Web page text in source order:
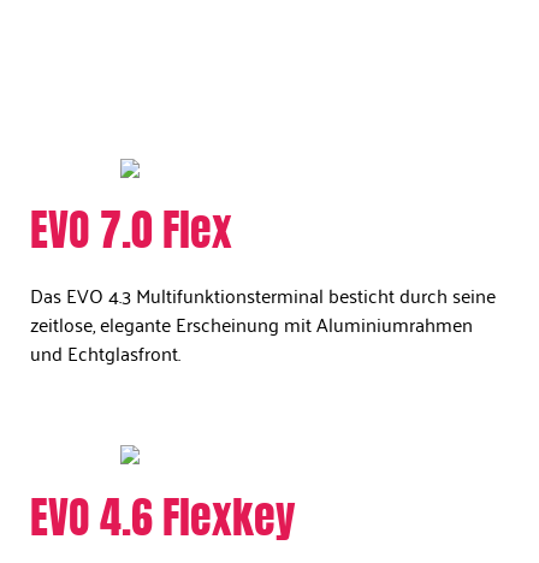
EVO 7.0 Flex
Das EVO 4.3 Multifunktionsterminal besticht durch seine
zeitlose, elegante Erscheinung mit Aluminiumrahmen
und Echtglasfront.
EVO 4.6 Flexkey​